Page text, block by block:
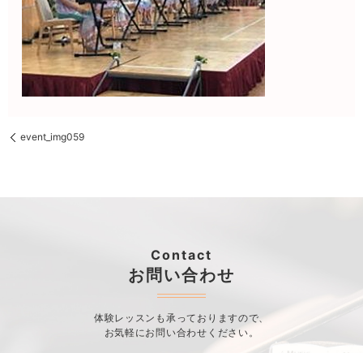
event_img059
Contact
お問い合わせ
体験レッスンも承っておりますので、
お気軽にお問い合わせください。